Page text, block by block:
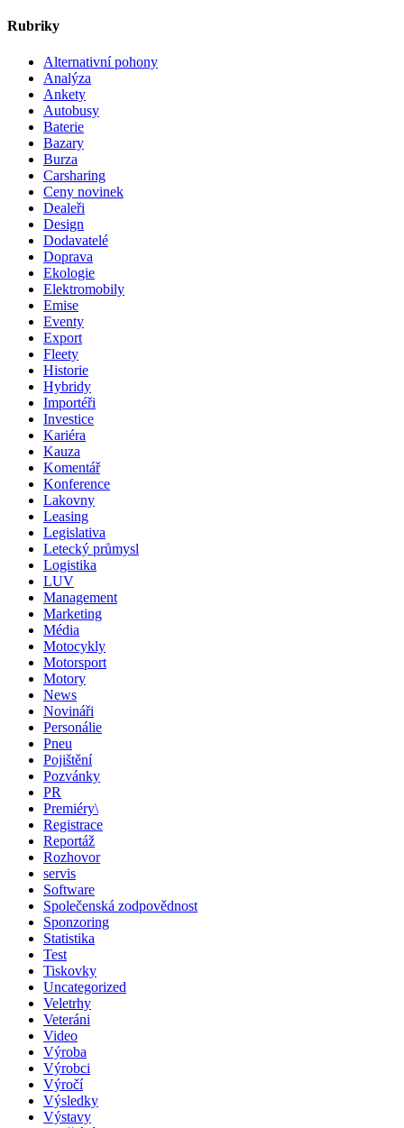
Rubriky
Alternativní pohony
Analýza
Ankety
Autobusy
Baterie
Bazary
Burza
Carsharing
Ceny novinek
Dealeři
Design
Dodavatelé
Doprava
Ekologie
Elektromobily
Emise
Eventy
Export
Fleety
Historie
Hybridy
Importéři
Investice
Kariéra
Kauza
Komentář
Konference
Lakovny
Leasing
Legislativa
Letecký průmysl
Logistika
LUV
Management
Marketing
Média
Motocykly
Motorsport
Motory
News
Novináři
Personálie
Pneu
Pojištění
Pozvánky
PR
Premiéry\
Registrace
Reportáž
Rozhovor
servis
Software
Společenská zodpovědnost
Sponzoring
Statistika
Test
Tiskovky
Uncategorized
Veletrhy
Veteráni
Video
Výroba
Výrobci
Výročí
Výsledky
Výstavy